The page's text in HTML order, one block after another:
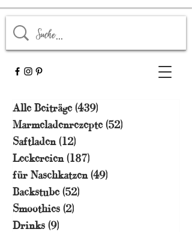
Alle Beiträge (439)
Marmeladenrezepte (52)
Saftladen (12)
Leckereien (187)
für Naschkatzen (49)
Backstube (52)
Smoothies (2)
Drinks (9)